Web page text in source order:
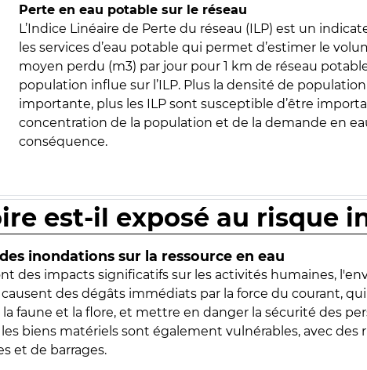
Perte en eau potable sur le réseau
L’Indice Linéaire de Perte du réseau (ILP) est un
les services d’eau potable qui permet d’estimer le
moyen perdu (m3) par jour pour 1 km de réseau
population influe sur l’ILP. Plus la densité de
importante, plus les ILP sont susceptible d’être
concentration de la population et de la demande en
conséquence.
est-il exposé au risque
inondations sur la ressource en eau
des impacts significatifs sur les activités humaines,
causent des dégâts immédiats par la force du courant,
faune et la flore, et mettre en danger la sécurité des
biens matériels sont également vulnérables, avec des
et de barrages.